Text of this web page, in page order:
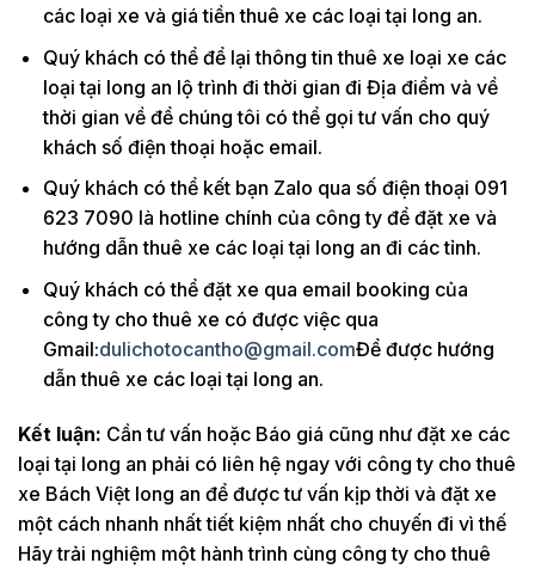
các loại xe và giá tiền thuê xe các loại tại long an.
Quý khách có thể để lại thông tin thuê xe loại xe các
loại tại long an lộ trình đi thời gian đi Địa điểm và về
thời gian về để chúng tôi có thể gọi tư vấn cho quý
khách số điện thoại hoặc email.
Quý khách có thể kết bạn Zalo qua số điện thoại 091
623 7090 là hotline chính của công ty để đặt xe và
hướng dẫn thuê xe các loại tại long an đi các tỉnh.
Quý khách có thể đặt xe qua email booking của
công ty cho thuê xe có được việc qua
Gmail:dulichotocantho@gmail.comĐể được hướng
dẫn thuê xe các loại tại long an.
Kết luận: Cần tư vấn hoặc Báo giá cũng như đặt xe các
loại tại long an phải có liên hệ ngay với công ty cho thuê
xe Bách Việt long an để được tư vấn kịp thời và đặt xe
một cách nhanh nhất tiết kiệm nhất cho chuyến đi vì thế
Hãy trải nghiệm một hành trình cùng công ty cho thuê